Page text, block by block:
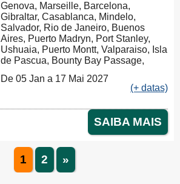
Genova, Marseille, Barcelona,
Gibraltar, Casablanca, Mindelo,
Salvador, Rio de Janeiro, Buenos
Aires, Puerto Madryn, Port Stanley,
Ushuaia, Puerto Montt, Valparaiso, Isla
de Pascua, Bounty Bay Passage,
Russel, Auckland, Tauranga,
Christchurch, Dunedin, Milford Sound,
Apia, Pago Pago, Honolulu, Hilo, Los
Angeles, Cabo San Lucas,
Puntarenas, Balboa, Panama Canal,
La Romana, Tortola, Philipsburg, Las
Palmas, Ibiza, Nápoles, Civitavecchia,
Genova, Marseille, Tarragona, La
De 05 Jan a 17 Mai 2027
(+ datas)
SAIBA MAIS
1 2 »